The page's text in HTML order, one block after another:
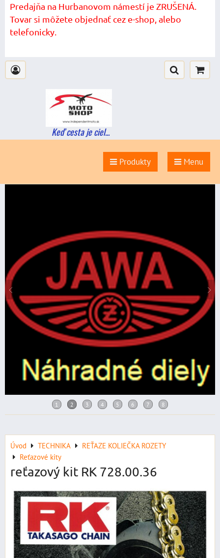
Predajňa na Hurbanovom námestí je ZRUŠENÁ.
Tovar si môžete objednať cez e-shop, alebo
telefonicky.
Keď cesta je ciel...
Produkty Menu
Úvod TECHNIKA
REŤAZE KOLIEČKA ROZETY
Reťazové kity
reťazový kit RK 728.00.36